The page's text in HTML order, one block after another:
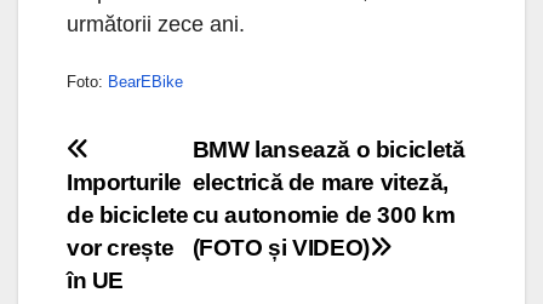
următorii zece ani.
Foto: BearEBike
Navigare
în
articole
BMW lansează o bicicletă
electrică de mare viteză,
cu autonomie de 300 km
(FOTO și VIDEO)
Importurile
de biciclete
vor crește
în UE